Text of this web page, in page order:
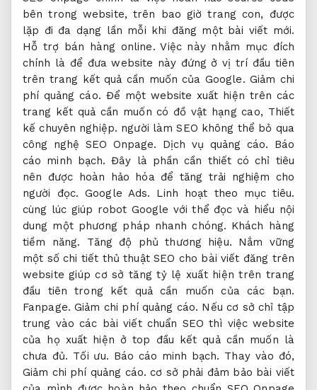
bên trong website, trên bao giờ trang con, được
lặp đi đa dạng lần mỗi khi đăng một bài viết mới.
Hỗ trợ bán hàng online. Việc này nhằm mục đích
chính là để đưa website này đứng ở vị trí đầu tiên
trên trang kết quả cần muốn của Google. Giảm chi
phí quảng cáo. Để một website xuất hiện trên các
trang kết quả cần muốn có đồ vật hạng cao, Thiết
kế chuyên nghiệp. người làm SEO không thể bỏ qua
công nghệ SEO Onpage. Dịch vụ quảng cáo.
Báo
cáo minh bạch. Đây là phần cần thiết có chỉ tiêu
nên được hoàn hảo hóa để tăng trải nghiệm cho
người đọc.Google Ads.
Linh hoạt theo mục tiêu.
cùng lúc giúp robot Google với thể đọc và hiểu nội
dung một phương pháp nhanh chóng. Khách hàng
tiềm năng.
Tăng độ phủ thương hiệu. Nắm vững
một số chi tiết thủ thuật SEO cho bài viết đăng trên
website giúp cơ sở tăng tỷ lệ xuất hiện trên trang
đầu tiên trong kết quả cần muốn của các bạn.
Fanpage. Giảm chi phí quảng cáo. Nếu cơ sở chỉ tập
trung vào các bài viết chuẩn SEO thì việc website
của họ xuất hiện ở top đầu kết quả cần muốn là
chưa đủ. Tối ưu. Báo cáo minh bạch. Thay vào đó,
Giảm chi phí quảng cáo. cơ sở phải đảm bảo bài viết